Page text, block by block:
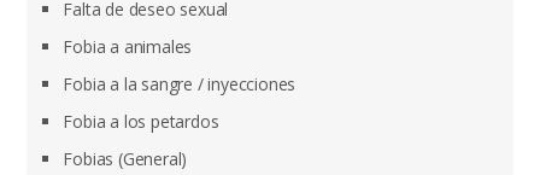
Falta de deseo sexual
Fobia a animales
Fobia a la sangre / inyecciones
Fobia a los petardos
Fobias (General)